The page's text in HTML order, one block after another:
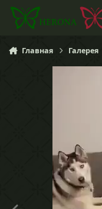
Перейти к содержанию
Главная Галерея